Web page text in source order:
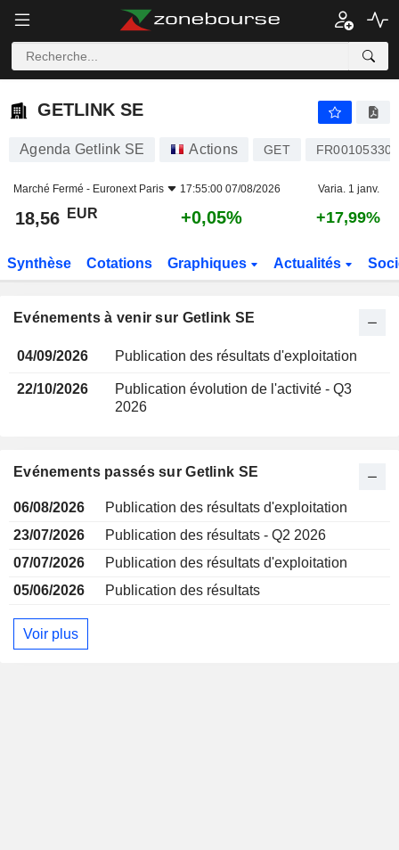
GETLINK SE
GETLINK SE
Agenda Getlink SE Actions GET
Marché Fermé - Euronext Paris 17:55:00 07/08/2026 Varia. 1 janv.
18,56 EUR +0,05% +17,99%
Synthèse Cotations Graphiques Actualités
Evénements à venir sur Getlink SE
04/09/2026 Publication des résultats d'exploitation
22/10/2026
Publication évolution de l'activité - Q3
2026
Evénements passés sur Getlink SE
06/08/2026
Publication des résultats d'exploitation
23/07/2026
Publication des résultats - Q2 2026
07/07/2026
Publication des résultats d'exploitation
05/06/2026
Publication des résultats
Voir plus